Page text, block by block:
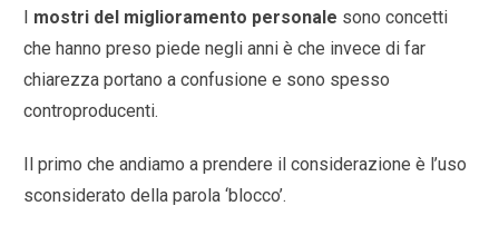
mostri del miglioramento personale sono concetti
che hanno preso piede negli anni è che invece di far
chiarezza portano a confusione e sono spesso
controproducenti.
Il primo che andiamo a prendere il considerazione è l’uso
sconsiderato della parola ‘blocco’.